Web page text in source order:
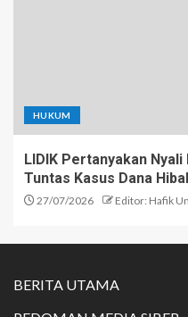
HUKUM
LIDIK Pertanyakan
Tuntas Kasus Dana
27/07/2026 Editor: Hafik
BERITA UTAMA